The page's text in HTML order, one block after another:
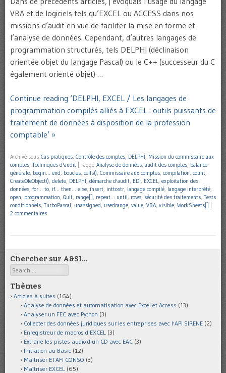
VBA et de logiciels tels qu’EXCEL ou ACCESS dans nos
missions d’audit en vue de faciliter la mise en forme et
l’analyse de données. Cependant, d’autres langages de
programmation structurés, tels DELPHI (déclinaison
orientée objet du langage Pascal) ou le C++ (successeur du C
également orienté objet) …
Continue reading ‘DELPHI, EXCEL / Les langages de
programmation compilés alliés à EXCEL : outils puissants de
traitement de données à disposition de la profession
comptable’ »
Archivé sous Cas pratiques, Contrôle des comptes, DELPHI, Mission du commissaire aux
comptes, Techniques d'audit Taggé Analyse de données, audit des comptes, balance
générale, begin… end, boucles, cells(), Commissaire aux comptes, compilation, count,
CreateOleObject(), delete, DELPHI, démarche d'audit, EDI, EXCEL, exploitation des
données, for… to, if… then… else, insert, inttostr, langage compilé, langage interprété,
open, programmation, Quit, range[] , repeat… until, rows, sécurité des traitements, Tests
conditionnels, TurboPascal, unassigned, usedrange, value, VBA, visible, WorkSheets[]
2 commentaires
Chercher sur A&SI…
Search
Thèmes
Articles à suites (164)
Analyse de données et automatisation avec Excel et Access (13)
Analyser un FEC avec Python (3)
Collecter des données juridiques sur les entreprises avec l'API SIRENE (2)
Enregistreur de macros d'EXCEL (3)
Extraire les pistes audio d'un CD avec EAC (3)
Initiation au Basic (12)
Maîtriser ETAFI CONSO (3)
Maîtriser EXCEL (65)